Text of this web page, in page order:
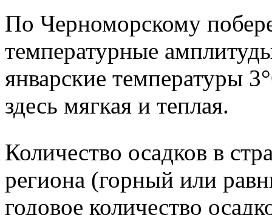
По Черноморскому
температурные
январские температуры
здесь мягкая и теплая.
Количество осадков в
региона (горный или
годовое количество